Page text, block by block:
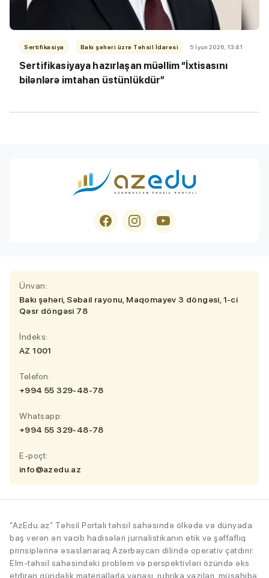
Sertifikasiya Bakı şəhəri üzrə Təhsil İdarəsi 5 İyun 2026, 13:41
Sertifikasiyaya hazırlaşan müəllim “İxtisasını
bilənlərə imtahan üstünlükdür”
Ünvan:
Bakı şəhəri, Səbail rayonu, Maqomayev 3 döngəsi, 1-ci
Qəsr döngəsi 78
İndeks:
AZ 1001
Telefon:
+994 55 329-48-78
Whatsapp:
+994 55 329-48-78
E-poçt:
info@azedu.az
“AzEdu.az” Təhsil Portalı təhsil sahəsində ölkədə və dünyada
baş verən ən vacib hadisələri jurnalistikanın etik və şəffaflıq
prinsiplərinə əsaslanaraq Azərbaycan dilində operativ çatdırır.
Elm-təhsil sahəsindəki problem və perspektivləri özündə əks
etdirən gündəlik materiallarla yanaşı, rubrika yazıları, müsahibə,